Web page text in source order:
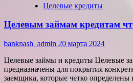
о
кредит
Целевые кредиты
Целевым займам кредитам
banknash_admin 20 марта 2024
Целевые займы и кредиты Целевые
предназначены для покрытия
заемщика, которые четко определены